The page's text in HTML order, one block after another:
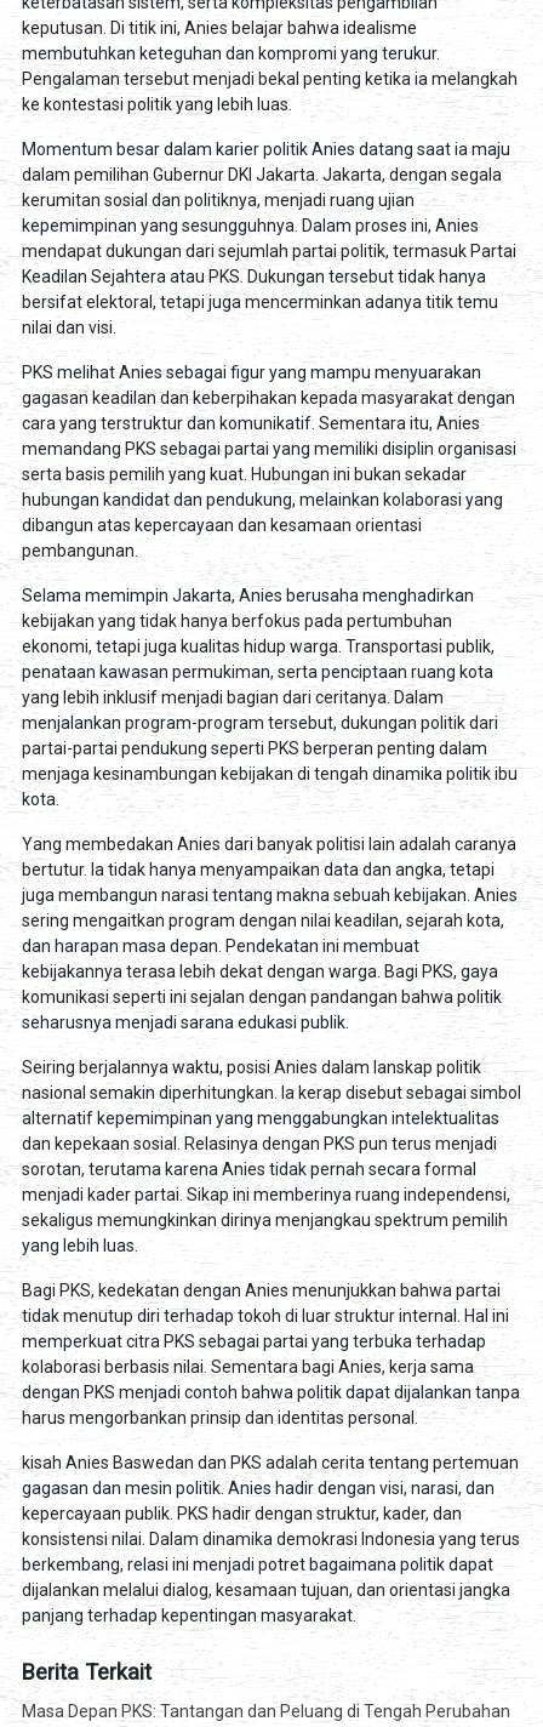
keputusan. Di titik ini, Anies belajar bahwa idealisme
membutuhkan keteguhan dan kompromi yang terukur.
Pengalaman tersebut menjadi bekal penting ketika ia melangkah
ke kontestasi politik yang lebih luas.
Momentum besar dalam karier politik Anies datang saat ia maju
dalam pemilihan Gubernur DKI Jakarta. Jakarta, dengan segala
kerumitan sosial dan politiknya, menjadi ruang ujian
kepemimpinan yang sesungguhnya. Dalam proses ini, Anies
mendapat dukungan dari sejumlah partai politik, termasuk Partai
Keadilan Sejahtera atau PKS. Dukungan tersebut tidak hanya
bersifat elektoral, tetapi juga mencerminkan adanya titik temu
nilai dan visi.
PKS melihat Anies sebagai figur yang mampu menyuarakan
gagasan keadilan dan keberpihakan kepada masyarakat dengan
cara yang terstruktur dan komunikatif. Sementara itu, Anies
memandang PKS sebagai partai yang memiliki disiplin organisasi
serta basis pemilih yang kuat. Hubungan ini bukan sekadar
hubungan kandidat dan pendukung, melainkan kolaborasi yang
dibangun atas kepercayaan dan kesamaan orientasi
pembangunan.
Selama memimpin Jakarta, Anies berusaha menghadirkan
kebijakan yang tidak hanya berfokus pada pertumbuhan
ekonomi, tetapi juga kualitas hidup warga. Transportasi publik,
penataan kawasan permukiman, serta penciptaan ruang kota
yang lebih inklusif menjadi bagian dari ceritanya. Dalam
menjalankan program-program tersebut, dukungan politik dari
partai-partai pendukung seperti PKS berperan penting dalam
menjaga kesinambungan kebijakan di tengah dinamika politik ibu
kota.
Yang membedakan Anies dari banyak politisi lain adalah caranya
bertutur. Ia tidak hanya menyampaikan data dan angka, tetapi
juga membangun narasi tentang makna sebuah kebijakan. Anies
sering mengaitkan program dengan nilai keadilan, sejarah kota,
dan harapan masa depan. Pendekatan ini membuat
kebijakannya terasa lebih dekat dengan warga. Bagi PKS, gaya
komunikasi seperti ini sejalan dengan pandangan bahwa politik
seharusnya menjadi sarana edukasi publik.
Seiring berjalannya waktu, posisi Anies dalam lanskap politik
nasional semakin diperhitungkan. Ia kerap disebut sebagai simbol
alternatif kepemimpinan yang menggabungkan intelektualitas
dan kepekaan sosial. Relasinya dengan PKS pun terus menjadi
sorotan, terutama karena Anies tidak pernah secara formal
menjadi kader partai. Sikap ini memberinya ruang independensi,
sekaligus memungkinkan dirinya menjangkau spektrum pemilih
yang lebih luas.
Bagi PKS, kedekatan dengan Anies menunjukkan bahwa partai
tidak menutup diri terhadap tokoh di luar struktur internal. Hal ini
memperkuat citra PKS sebagai partai yang terbuka terhadap
kolaborasi berbasis nilai. Sementara bagi Anies, kerja sama
dengan PKS menjadi contoh bahwa politik dapat dijalankan tanpa
harus mengorbankan prinsip dan identitas personal.
kisah Anies Baswedan dan PKS adalah cerita tentang pertemuan
gagasan dan mesin politik. Anies hadir dengan visi, narasi, dan
kepercayaan publik. PKS hadir dengan struktur, kader, dan
konsistensi nilai. Dalam dinamika demokrasi Indonesia yang terus
berkembang, relasi ini menjadi potret bagaimana politik dapat
dijalankan melalui dialog, kesamaan tujuan, dan orientasi jangka
panjang terhadap kepentingan masyarakat.
Berita Terkait
Masa Depan PKS: Tantangan dan Peluang di Tengah Perubahan